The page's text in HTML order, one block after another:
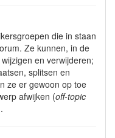
die in staan
Ze kunnen, in de
en verwijderen;
splitsen en
ze er gewoon op toe
afwijken (off-topic